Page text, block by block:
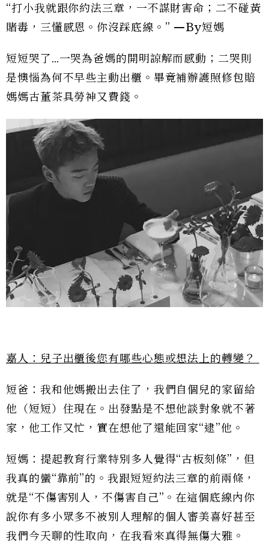
“打小我就跟你約法三章，一不謀財害命；二不碰黃
賭毒，三懂感恩。你沒踩底線。” —By短媽
短短哭了…一哭為爸媽的開明諒解而感動；二哭則
是懊惱為何不早些主動出櫃。畢竟補辦護照修包賠
媽媽古董茶具勞神又費錢。
嘉人：兒子出櫃後您有哪些心態或想法上的轉變？
短爸：我和他媽搬出去住了，我們自個兒的家留給
他（短短）住現在。出發點是不想他談對象就不著
家，他工作又忙，實在想他了還能回家“逮”他。
短媽：提起教育行業特別多人覺得“古板刻條”，但
我真的蠻“靠前”的。我跟短短約法三章的前兩條，
就是“不傷害別人，不傷害自己”。在這個底線內你
說你有多小眾多不被別人理解的個人審美喜好甚至
我們今天聊的性取向，在我看來真得無傷大雅。